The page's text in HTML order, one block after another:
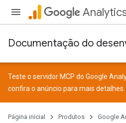
Documentação do
Teste o servidor MCP do Google
confira o anúncio para mais detalhes.
Página inicial Produtos
Google